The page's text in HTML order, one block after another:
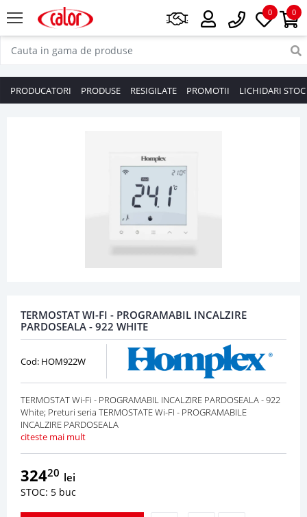
0
0
PRODUCATORI PRODUSE RESIGILATE PROMOTII LICHIDARI STOC
TERMOSTAT WI-FI - PROGRAMABIL INCALZIRE
PARDOSEALA - 922 WHITE
Cod: HOM922W
TERMOSTAT Wi-Fi - PROGRAMABIL INCALZIRE PARDOSEALA - 922
White; Preturi seria TERMOSTATE Wi-FI - PROGRAMABILE
INCALZIRE PARDOSEALA
citeste mai mult
32420 lei
STOC: 5 buc